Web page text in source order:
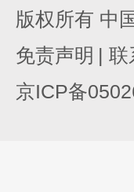
版权所有 中
免责声明 | 联
京ICP备